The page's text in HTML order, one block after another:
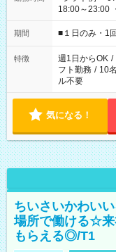
18:00～23:00
etc ★最短で3時間で5,120円のお仕事から 15時間で2万円近く稼
げるお仕事も！ ご希望のお時間に合わせてご紹介！ ※シフ
ください！
期間 ■１日のみ・1
特徴 週1日からOK /
フト勤務 / 10
ル不要
気になる！
ちいさいかわい
場所で働ける☆来
もらえる◎/T1